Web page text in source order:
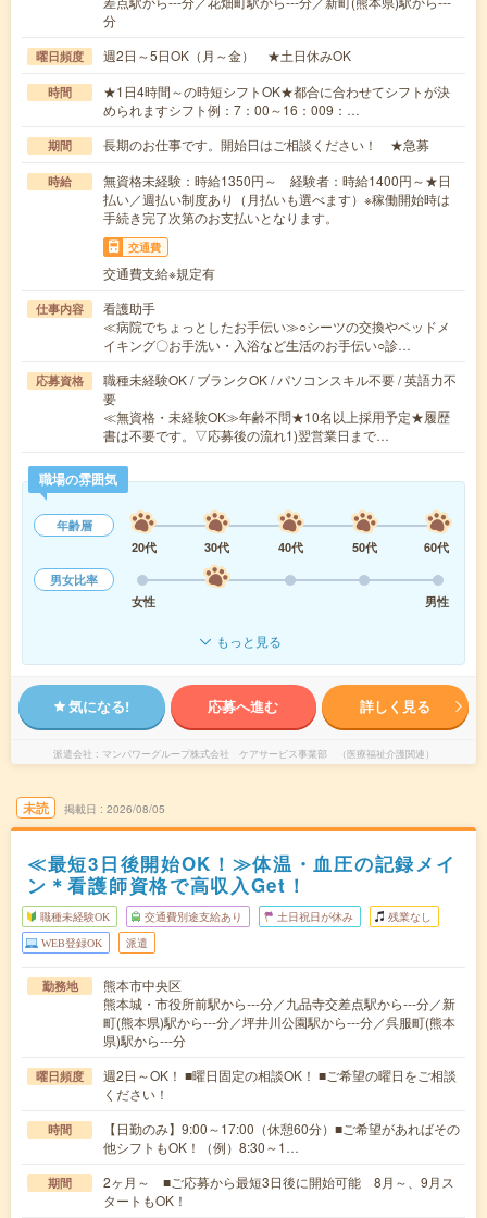
分
曜日頻度 週2日～5日OK（月～金） ★土日休みOK
時間
★1日4時間～の時短シフトOK★都合に合わせてシフトが決
められますシフト例：7：00～16：009：…
期間 長期のお仕事です。開始日はご相談ください！ ★急募
時給
無資格未経験：時給1350円～ 経験者：時給1400円～★日
払い／週払い制度あり（月払いも選べます）※稼働開始時は
手続き完了次第のお支払いとなります。
交通費
交通費支給※規定有
仕事内容
看護助手
≪病院でちょっとしたお手伝い≫○シーツの交換やベッドメ
イキング〇お手洗い・入浴など生活のお手伝い○診…
応募資格
職種未経験OK / ブランクOK / パソコンスキル不要 / 英語力不
要
≪無資格・未経験OK≫年齢不問★10名以上採用予定★履歴
書は不要です。▽応募後の流れ1)翌営業日まで…
職場の雰囲気
年齢層
20代
30代 40代 50代
60代
男女比率
女性
男性
もっと見る
気になる! 応募へ進む 詳しく見る
派遣会社 マンパワーグループ株式会社 ケアサービス事業部 （医療福祉介護関連）
未読 掲載日 2026/08/05
≪最短3日後開始OK！≫体温・血圧の記録メイ
ン＊看護師資格で高収入Get！
職種未経験OK 交通費別途支給あり 土日祝日が休み 残業なし
WEB登録OK 派遣
勤務地
熊本市中央区
熊本城・市役所前駅から---分／九品寺交差点駅から---分／新
町(熊本県)駅から---分／坪井川公園駅から---分／呉服町(熊本
県)駅から---分
曜日頻度
週2日～OK！ ■曜日固定の相談OK！ ■ご希望の曜日をご相談
ください！
時間
【日勤のみ】9:00～17:00（休憩60分）■ご希望があればその
他シフトもOK！（例）8:30～1…
期間
2ヶ月～ ■ご応募から最短3日後に開始可能 8月～、9月ス
タートもOK！